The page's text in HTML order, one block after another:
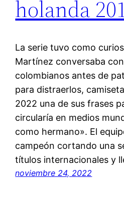
holanda
La serie tuvo como
Martínez conversaba
colombianos antes de
para distraerlos,
2022 una de sus frases
circularía en medios
como hermano». El
campeón cortando una
títulos internacionales y
noviembre 24, 2022